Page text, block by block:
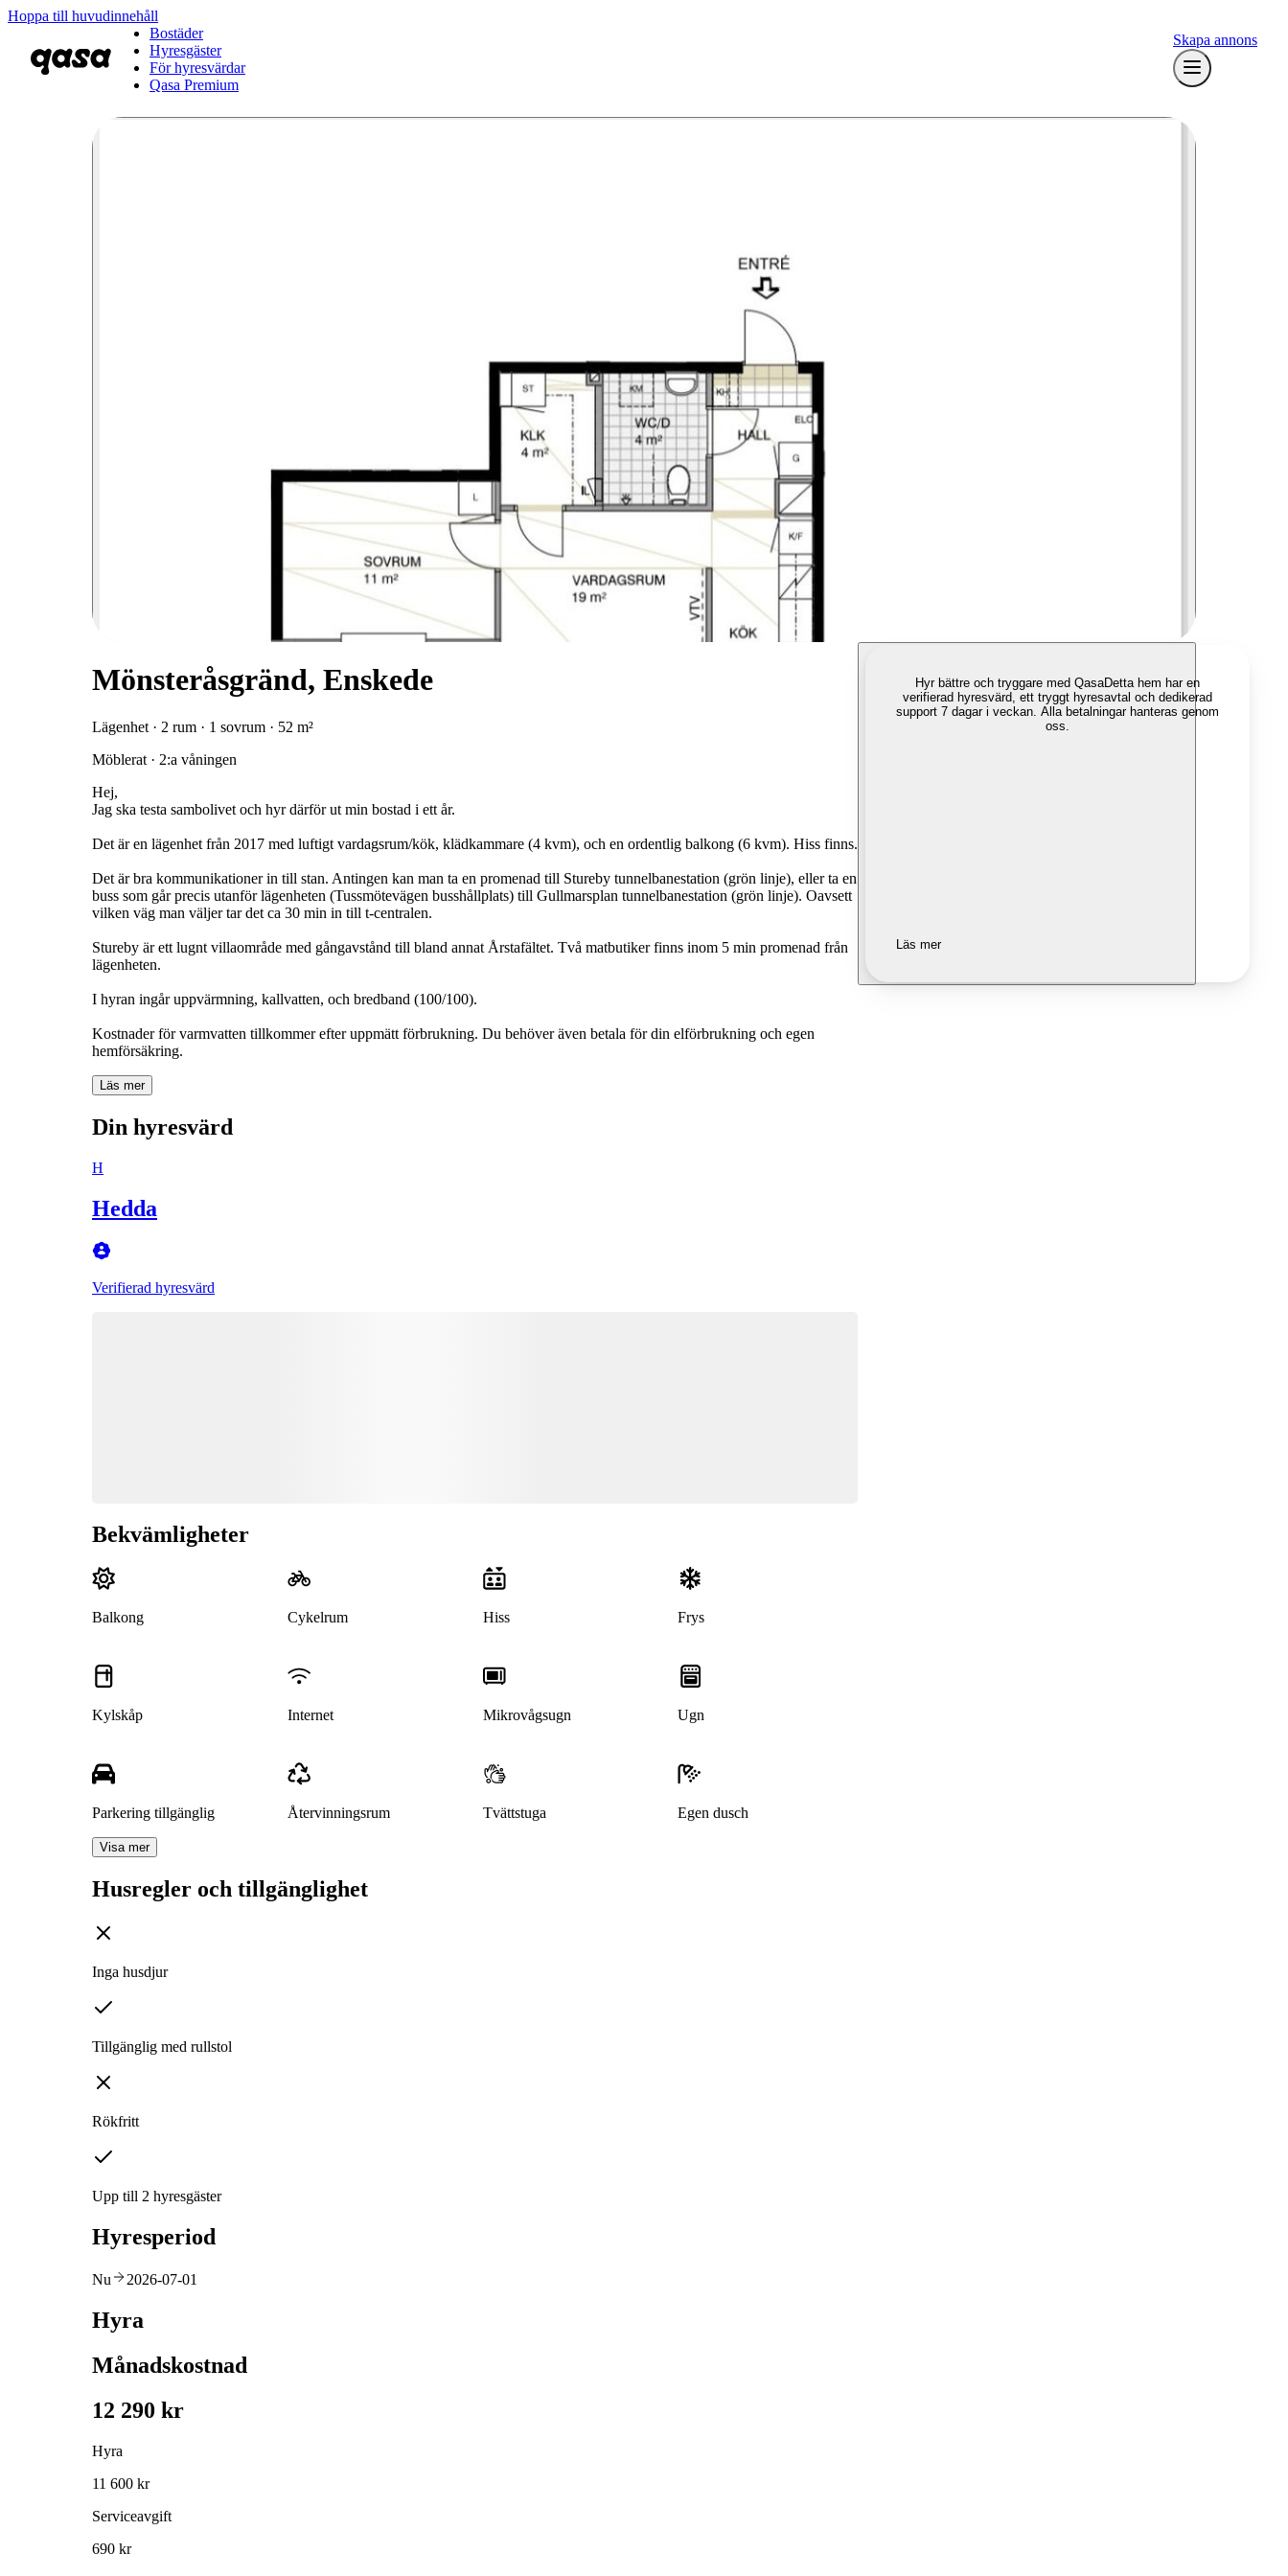
Hoppa till huvudinnehåll
Bostäder
Hyresgäster
För hyresvärdar
Qasa Premium
Skapa annons
Mönsteråsgränd, Enskede
Lägenhet · 2 rum · 1 sovrum · 52 m²
Möblerat · 2:a våningen
Hej,
Jag ska testa sambolivet och hyr därför ut min bostad i ett år.
Det är en lägenhet från 2017 med luftigt vardagsrum/kök, klädkammare (4 kvm), och en ordentlig balkong (6 kvm). Hiss finns.
Det är bra kommunikationer in till stan. Antingen kan man ta en promenad till Stureby tunnelbanestation (grön linje), eller ta en
buss som går precis utanför lägenheten (Tussmötevägen busshållplats) till Gullmarsplan tunnelbanestation (grön linje). Oavsett
vilken väg man väljer tar det ca 30 min in till t-centralen.
Stureby är ett lugnt villaområde med gångavstånd till bland annat Årstafältet. Två matbutiker finns inom 5 min promenad från
lägenheten.
I hyran ingår uppvärmning, kallvatten, och bredband (100/100).
Kostnader för varmvatten tillkommer efter uppmätt förbrukning. Du behöver även betala för din elförbrukning och egen
hemförsäkring.
Läs mer
Din hyresvärd
H
Hedda
Verifierad hyresvärd
Bekvämligheter
Balkong Cykelrum Hiss Frys
Kylskåp Internet Mikrovågsugn Ugn
Parkering tillgänglig Återvinningsrum Tvättstuga Egen dusch
Visa mer
Husregler och tillgänglighet
Inga husdjur
Tillgänglig med rullstol
Rökfritt
Upp till 2 hyresgäster
Hyresperiod
Nu 2026-07-01
Hyra
Månadskostnad
12 290 kr
Hyra
11 600 kr
Serviceavgift
690 kr
Hyr bättre och tryggare med QasaDetta hem har en
verifierad hyresvärd, ett tryggt hyresavtal och dedikerad
support 7 dagar i veckan. Alla betalningar hanteras genom
oss.
Läs mer